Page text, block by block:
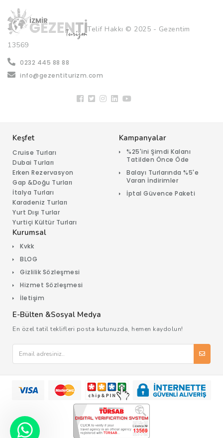
Telif Hakkı © 2025 - Gezentim
13569
0232 445 88 88
info@gezentiturizm.com
Keşfet
Cruise Turları
Dubai Turları
Erken Rezervasyon
Gap &Doğu Turları
İtalya Turları
Karadeniz Turları
Yurt Dışı Turlar
Yurtiçi Kültür Turları
Kampanyalar
%25'ini Şimdi Kalanı
Tatilden Önce Öde
Balayı Turlarında %5'e
Varan İndirimler
İptal Güvence Paketi
Kurumsal
Kvkk
BLOG
Gizlilik Sözleşmesi
Hizmet Sözleşmesi
İletişim
E-Bülten &Sosyal Medya
En özel tatil teklifleri posta kutunuzda, hemen kaydolun!